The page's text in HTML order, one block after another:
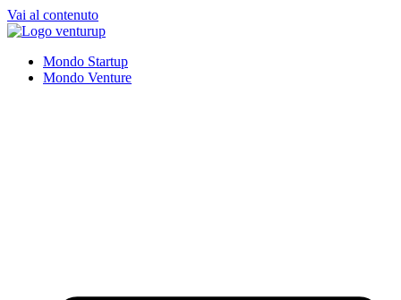
Vai al contenuto
Mondo Startup
Mondo Venture